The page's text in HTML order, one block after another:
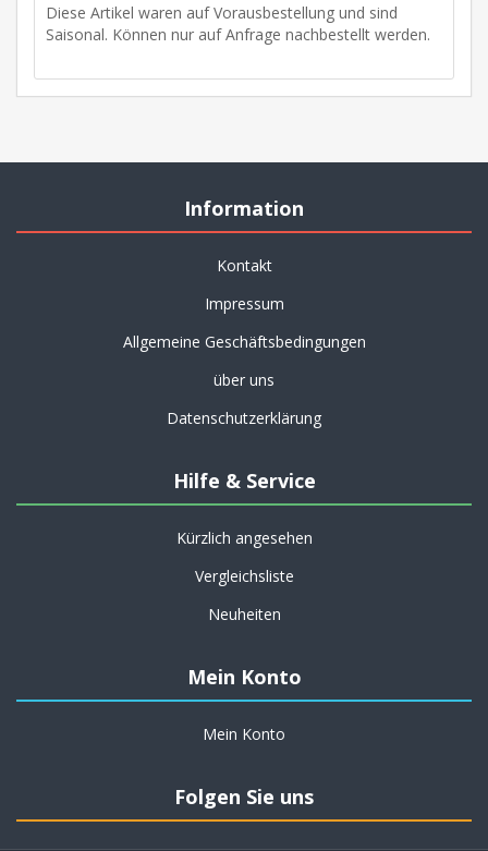
Diese Artikel waren auf Vorausbestellung und sind
Saisonal. Können nur auf Anfrage nachbestellt werden.
Information
Kontakt
Impressum
Allgemeine Geschäftsbedingungen
über uns
Datenschutzerklärung
Hilfe & Service
Kürzlich angesehen
Vergleichsliste
Neuheiten
Mein Konto
Mein Konto
Folgen Sie uns